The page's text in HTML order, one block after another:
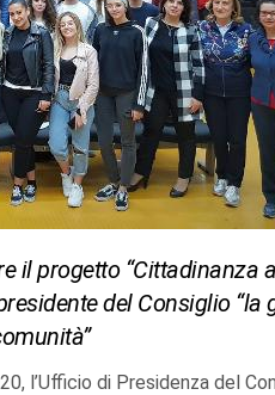
il progetto “Cittadinanza
del Consiglio “la
l’Ufficio di Presidenza del